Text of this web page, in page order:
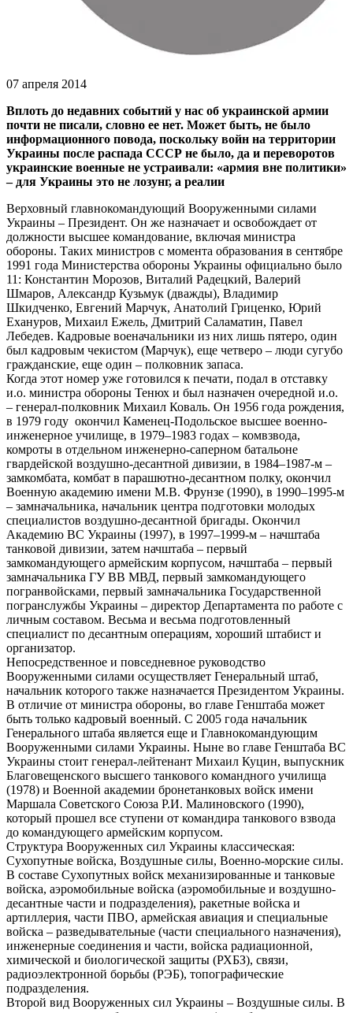
07 апреля 2014
Вплоть до недавних событий у нас об украинской армии
почти не писали, словно ее нет. Может быть, не было
информационного повода, поскольку войн на территории
Украины после распада СССР не было, да и переворотов
украинские военные не устраивали: «армия вне политики»
– для Украины это не лозунг, а реалии
Верховный главнокомандующий Вооруженными силами
Украины – Президент. Он же назначает и освобождает от
должности высшее командование, включая министра
обороны. Таких министров с момента образования в сентябре
1991 года Министерства обороны Украины официально было
11: Константин Морозов, Виталий Радецкий, Валерий
Шмаров, Александр Кузьмук (дважды), Владимир
Шкидченко, Евгений Марчук, Анатолий Гриценко, Юрий
Ехануров, Михаил Ежель, Дмитрий Саламатин, Павел
Лебедев. Кадровые военачальники из них лишь пятеро, один
был кадровым чекистом (Марчук), еще четверо – люди сугубо
гражданские, еще один – полковник запаса.
Когда этот номер уже готовился к печати, подал в отставку
и.о. министра обороны Тенюх и был назначен очередной и.о.
– генерал-полковник Михаил Коваль. Он 1956 года рождения,
в 1979 году окончил Каменец-Подольское высшее военно-
инженерное училище, в 1979–1983 годах – комвзвода,
комроты в отдельном инженерно-саперном батальоне
гвардейской воздушно-десантной дивизии, в 1984–1987-м –
замкомбата, комбат в парашютно-десантном полку, окончил
Военную академию имени М.В. Фрунзе (1990), в 1990–1995-м
– замначальника, начальник центра подготовки молодых
специалистов воздушно-десантной бригады. Окончил
Академию ВС Украины (1997), в 1997–1999-м – начштаба
танковой дивизии, затем начштаба – первый
замкомандующего армейским корпусом, начштаба – первый
замначальника ГУ ВВ МВД, первый замкомандующего
погранвойсками, первый замначальника Государственной
погранслужбы Украины – директор Департамента по работе с
личным составом. Весьма и весьма подготовленный
специалист по десантным операциям, хороший штабист и
организатор.
Непосредственное и повседневное руководство
Вооруженными силами осуществляет Генеральный штаб,
начальник которого также назначается Президентом Украины.
В отличие от министра обороны, во главе Генштаба может
быть только кадровый военный. С 2005 года начальник
Генерального штаба является еще и Главнокомандующим
Вооруженными силами Украины. Ныне во главе Генштаба ВС
Украины стоит генерал-лейтенант Михаил Куцин, выпускник
Благовещенского высшего танкового командного училища
(1978) и Военной академии бронетанковых войск имени
Маршала Советского Союза Р.И. Малиновского (1990),
который прошел все ступени от командира танкового взвода
до командующего армейским корпусом.
Структура Вооруженных сил Украины классическая:
Сухопутные войска, Воздушные силы, Военно-морские силы.
В составе Сухопутных войск механизированные и танковые
войска, аэромобильные войска (аэромобильные и воздушно-
десантные части и подразделения), ракетные войска и
артиллерия, части ПВО, армейская авиация и специальные
войска – разведывательные (части специального назначения),
инженерные соединения и части, войска радиационной,
химической и биологической защиты (РХБЗ), связи,
радиоэлектронной борьбы (РЭБ), топографические
подразделения.
Второй вид Вооруженных сил Украины – Воздушные силы. В